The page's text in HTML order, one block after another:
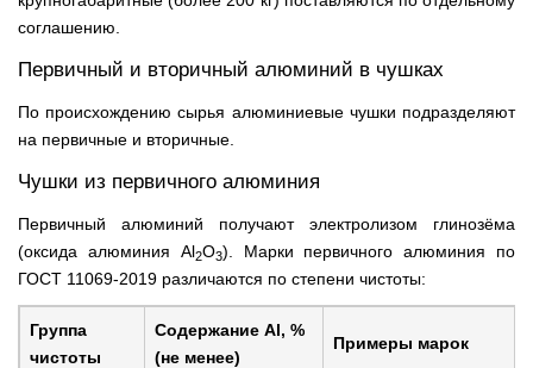
соглашению.
Первичный и вторичный алюминий в чушках
По происхождению сырья алюминиевые чушки подразделяют
на первичные и вторичные.
Чушки из первичного алюминия
Первичный алюминий получают электролизом глинозёма
(оксида алюминия Al2O3). Марки первичного алюминия по
ГОСТ 11069-2019 различаются по степени чистоты:
Группа
чистоты
Содержание Al, %
(не менее)
Примеры марок